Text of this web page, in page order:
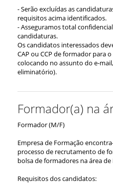
- Serão excluídas as
requisitos acima identificados.
- Asseguramos total
candidaturas.
Os candidatos interessados
CAP ou CCP de formador para
colocando no assunto do e-
eliminatório).
Formador(a) na
Formador (M/F)
Empresa de Formação
processo de recrutamento de
bolsa de formadores na área
Requisitos dos candidatos: